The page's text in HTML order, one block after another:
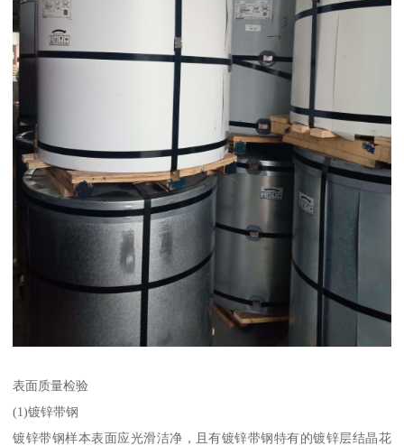
表面质量检验
(1)镀锌带钢
镀锌带钢样本表面应光滑洁净，且有镀锌带钢特有的镀锌层结晶花